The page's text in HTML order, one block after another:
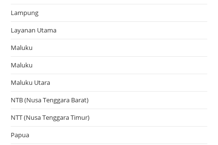
Lampung
Layanan Utama
Maluku
Maluku
Maluku Utara
NTB (Nusa Tenggara Barat)
NTT (Nusa Tenggara Timur)
Papua